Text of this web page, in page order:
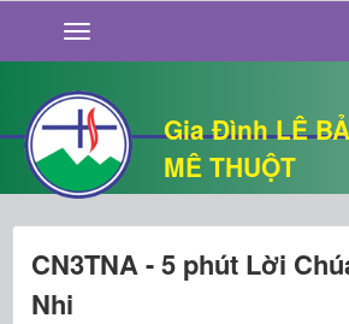
Gia Đình LÊ
MÊ THUỘT
GIỚI THIỆU
TIN TỨC
SỐNG ĐẠO
CHUYỆN NHÀ
QUÁN VĂN
THƯ GIÃN
CN3TNA - 5 phút Lời
Nhi